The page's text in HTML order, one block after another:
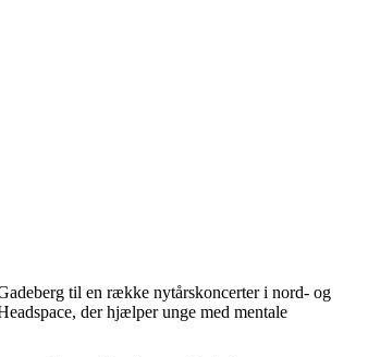
til en række nytårskoncerter i nord- og
der hjælper unge med mentale